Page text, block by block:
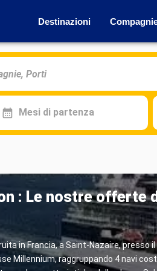
Destinazioni
Mesi di partenza
: Le nostre offerte
in Francia, a Saint-Nazaire, presso
Millennium, raggruppando 4 navi